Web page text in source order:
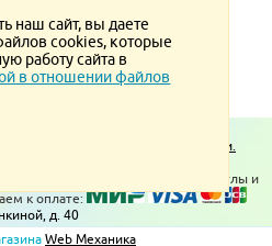
Политика конфиденциальности.
ПД
Отопительное оборудование, котлы и
к оплате:
д. 40
Web Механика
наш сайт, вы даете
cookies, которые
работу сайта в
в отношении файлов